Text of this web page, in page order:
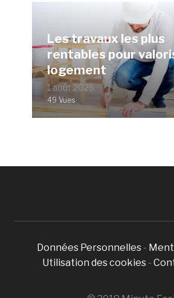
Les travaux les plus
rentables pour
logement
1 août 2026
49 Vues
Données Personnelles -
Utilisation des cookies -